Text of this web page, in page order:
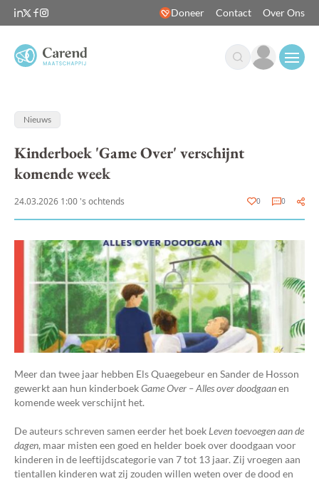
Doneer Contact Over Ons
Nieuws
Kinderboek 'Game Over' verschijnt
komende week
24.03.2026 1:00 's ochtends 0 0
Meer dan twee jaar hebben Els Quaegebeur en Sander de Hosson
gewerkt aan hun kinderboekGame Over – Alles over doodgaanen
komende week verschijnt het.
De auteurs schreven samen eerder het boek Leven toevoegen aan de
dagen, maar misten een goed en helder boek over doodgaan voor
kinderen in de leeftijdscategorie van 7 tot 13 jaar. Zij vroegen aan
tientallen kinderen wat zij zouden willen weten over de dood en